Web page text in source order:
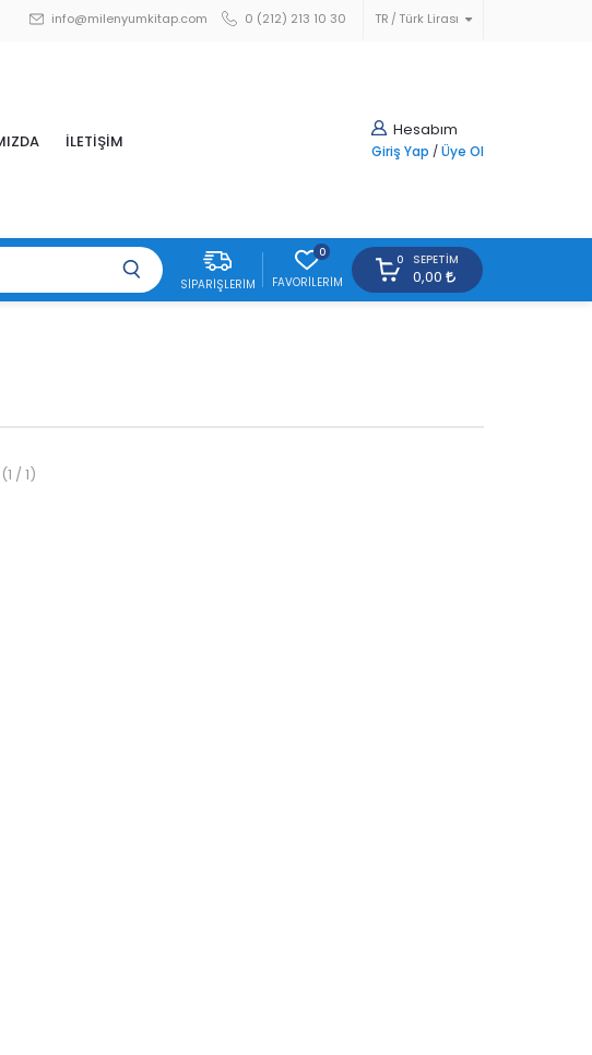
TR Türk Lirası
info@milenyumkitap.com 0 (212) 213 10 30
Hesabım
Giriş Yap / Üye Ol
İLETİŞİM
SIPARIŞLERIM
0
FAVORILERIM
0 SEPETIM
0,00
(1 / 1)